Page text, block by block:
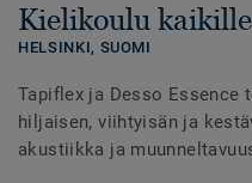
Kielikoulu
HELSINKI, SUOMI
Tapiflex ja Desso
hiljaisen, viihtyisän ja
akustiikka ja